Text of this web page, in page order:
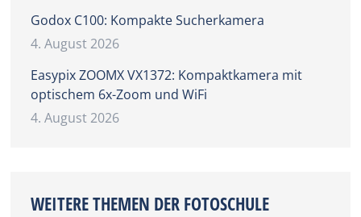
Godox C100: Kompakte Sucherkamera
4. August 2026
Easypix ZOOMX VX1372: Kompaktkamera mit
optischem 6x-Zoom und WiFi
4. August 2026
WEITERE THEMEN DER FOTOSCHULE